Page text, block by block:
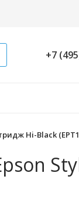
+7
Hi-Black